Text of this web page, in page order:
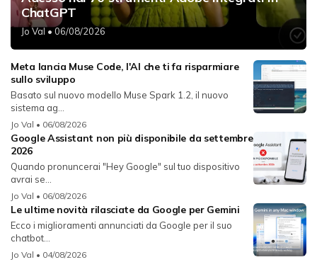
ChatGPT
Jo Val • 06/08/2026
Meta lancia Muse Code, l'AI che ti fa risparmiare
sullo sviluppo
Basato sul nuovo modello Muse Spark 1.2, il nuovo
sistema ag...
Jo Val • 06/08/2026
Google Assistant non più disponibile da settembre
2026
Quando pronuncerai "Hey Google" sul tuo dispositivo
avrai se...
Jo Val • 06/08/2026
Le ultime novità rilasciate da Google per Gemini
Ecco i miglioramenti annunciati da Google per il suo
chatbot...
Jo Val • 04/08/2026